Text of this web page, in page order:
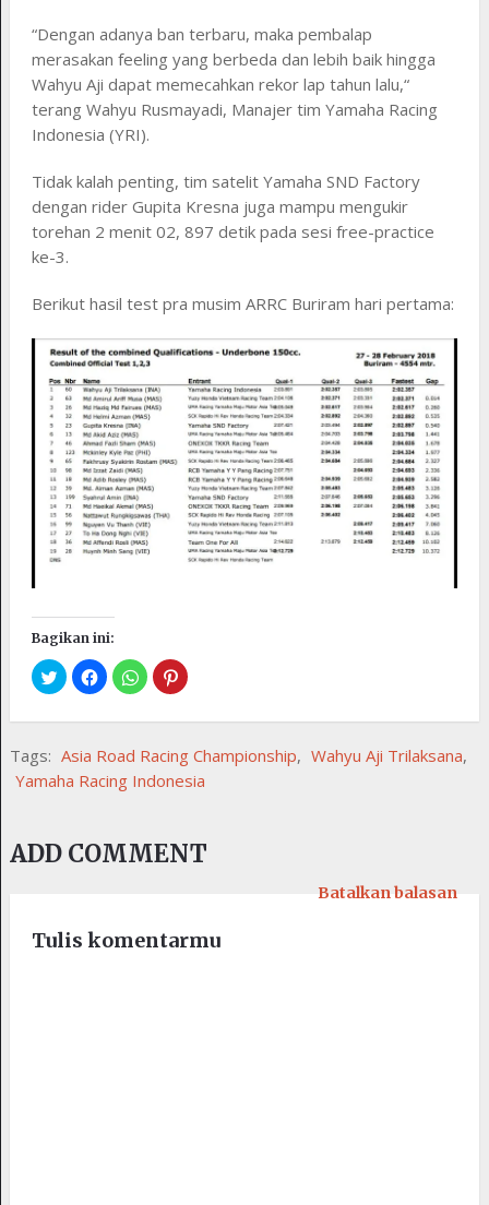
“Dengan adanya ban terbaru, maka pembalap
merasakan feeling yang berbeda dan lebih baik hingga
Wahyu Aji dapat memecahkan rekor lap tahun lalu,“
terang Wahyu Rusmayadi, Manajer tim Yamaha Racing
Indonesia (YRI).
Tidak kalah penting, tim satelit Yamaha SND Factory
dengan rider Gupita Kresna juga mampu mengukir
torehan 2 menit 02, 897 detik pada sesi free-practice
ke-3.
Berikut hasil test pra musim ARRC Buriram hari pertama:
Bagikan ini:
Tags: Asia Road Racing Championship, Wahyu Aji Trilaksana,
Yamaha Racing Indonesia
ADD COMMENT
Tulis komentarmu
Batalkan balasan